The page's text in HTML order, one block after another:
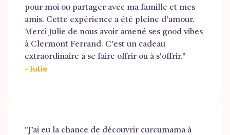
pour moi ou partager avec ma famille et mes
amis. Cette expérience a été pleine d'amour.
Merci Julie de nous avoir amené ses good vibes
à Clermont Ferrand. C'est un cadeau
extraordinaire à se faire offrir ou à s'offrir."
- Julie
"J’ai eu la chance de découvrir curcumama à